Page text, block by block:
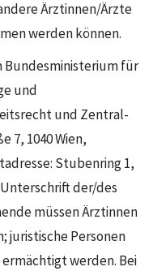
Ärztinnen/Ärzte
werden können.
Bundesministerium für
und
und Zentral-
7, 1040 Wien,
Stubenring 1,
der/des
müssen Ärztinnen
juristische Personen
werden. Bei